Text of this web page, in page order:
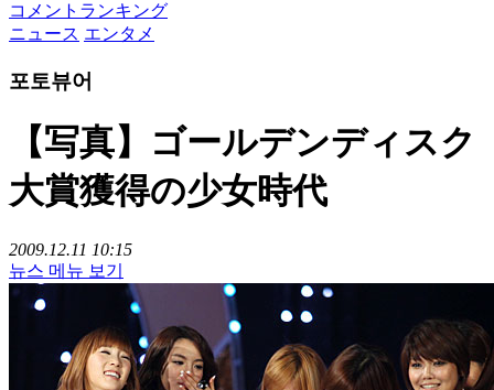
コメントランキング
ニュース エンタメ
포토뷰어
【写真】ゴールデンディスク
大賞獲得の少女時代
2009.12.11 10:15
뉴스 메뉴 보기